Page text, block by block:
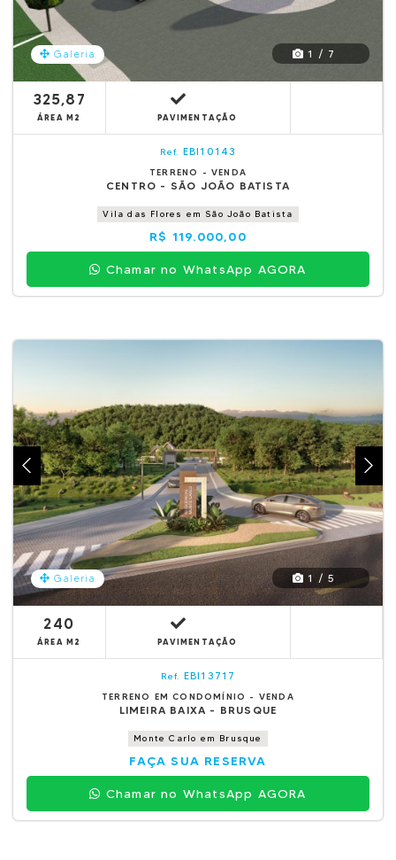
Galeria 1 / 7
325,87
ÁREA M2 PAVIMENTAÇÃO
Ref. EBI10143
TERRENO - VENDA
CENTRO - SÃO JOÃO BATISTA
Vila das Flores em São João Batista
R$ 119.000,00
Chamar no WhatsApp AGORA
Galeria 1 / 5
240
ÁREA M2 PAVIMENTAÇÃO
Ref. EBI13717
TERRENO EM CONDOMÍNIO - VENDA
LIMEIRA BAIXA - BRUSQUE
Monte Carlo em Brusque
FAÇA SUA RESERVA
Chamar no WhatsApp AGORA